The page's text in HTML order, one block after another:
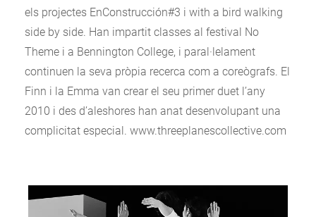
els projectes EnConstrucción#3 i with a bird walking
side by side. Han impartit classes al festival No
Theme i a Bennington College, i paral·lelament
continuen la seva pròpia recerca com a coreògrafs. El
Finn i la Emma van crear el seu primer duet l’any
2010 i des d’aleshores han anat desenvolupant una
complicitat especial. www.threeplanescollective.com